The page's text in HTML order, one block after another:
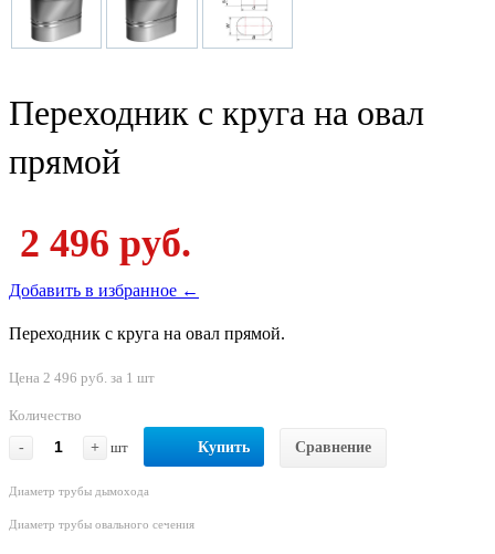
Переходник с круга на овал
прямой
2 496 руб.
Добавить в избранное ←
Переходник с круга на овал прямой.
Цена 2 496 руб. за 1 шт
Количество
-
+ шт Купить Сравнение
Диаметр трубы дымохода
Диаметр трубы овального сечения